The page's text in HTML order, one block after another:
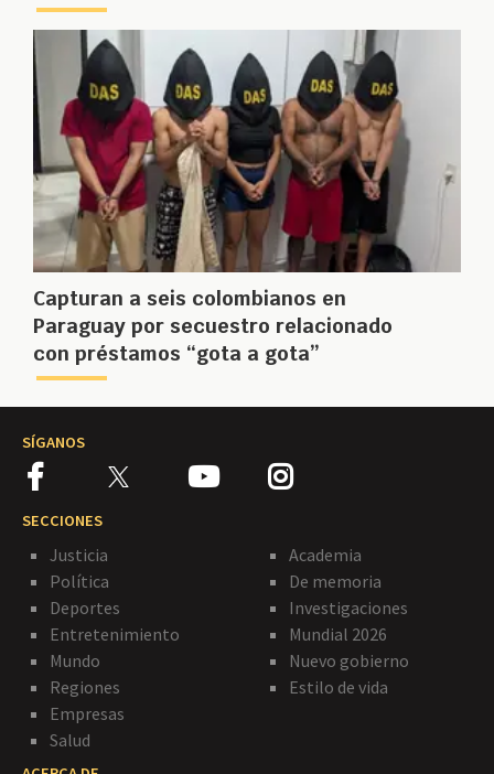
Capturan a seis colombianos en
Paraguay por secuestro relacionado
con préstamos “gota a gota”
SÍGANOS
SECCIONES
Justicia
Política
Deportes
Entretenimiento
Mundo
Regiones
Empresas
Salud
Academia
De memoria
Investigaciones
Mundial 2026
Nuevo gobierno
Estilo de vida